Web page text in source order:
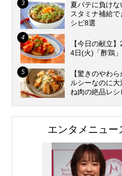
夏バテに負け
スタミナ補給
シピ8選
【今日の献立
4日(火)「酢鶏」
【驚きのやわ
ルシーなのに
ね肉の絶品レシ
エンタメニュー